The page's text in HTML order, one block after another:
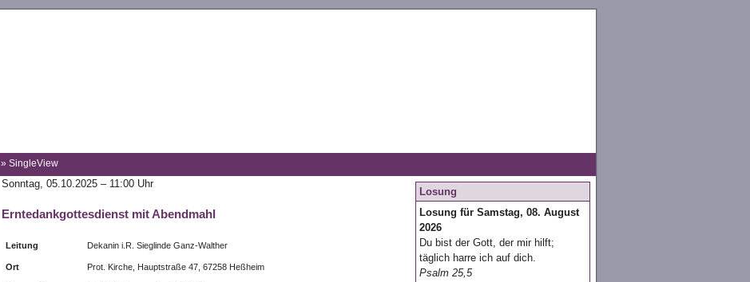
» SingleView
Losung
Losung für Samstag, 08. August
2026
Du bist der Gott, der mir hilft;
täglich harre ich auf dich.
Psalm 25,5
Sonntag, 05.10.2025 – 11:00 Uhr
Erntedankgottesdienst mit Abendmahl
Leitung Dekanin i.R. Sieglinde Ganz-Walther
Ort Prot. Kirche, Hauptstraße 47, 67258 Heßheim